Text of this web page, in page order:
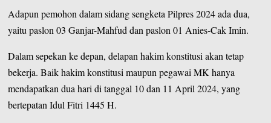
Adapun pemohon dalam sidang sengketa Pilpres 2024 ada dua,
yaitu paslon 03 Ganjar-Mahfud dan paslon 01 Anies-Cak Imin.
Dalam sepekan ke depan, delapan hakim konstitusi akan tetap
bekerja. Baik hakim konstitusi maupun pegawai MK hanya
mendapatkan dua hari di tanggal 10 dan 11 April 2024, yang
bertepatan Idul Fitri 1445 H.